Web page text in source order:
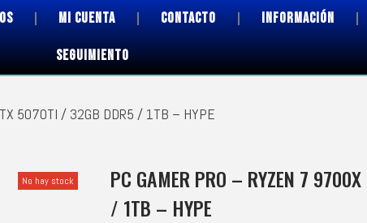
MI CUENTA CONTACTO INFORMACIÓN
SEGUIMIENTO
5070TI / 32GB DDR5 / 1TB – HYPE
No hay stock
PC GAMER PRO – RYZEN 7
/ 1TB – HYPE